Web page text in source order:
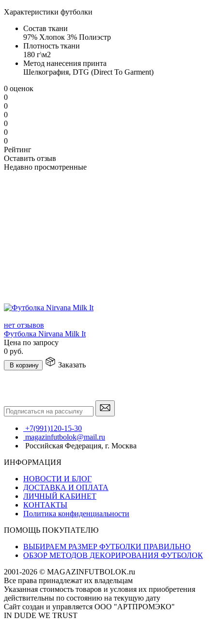
Характеристики футболки
Состав ткани
97% Хлопок 3% Полиэстр
Плотность ткани
180 г\м2
Метод нанесения принта
Шелкография, DTG (Direct To Garment)
0 оценок
0
0
0
0
0
0
Рейтинг
Оставить отзыв
Недавно просмотренные
нет отзывов
Футболка Nirvana Milk It
Цена по запросу
0 руб.
В корзину Заказать
+7(991)120-15-30
magazinfutbolok@mail.ru
Российская Федерация, г. Москва
ИНФОРМАЦИЯ
НОВОСТИ И БЛОГ
ДОСТАВКА И ОПЛАТА
ЛИЧНЫЙ КАБИНЕТ
КОНТАКТЫ
Политика конфиденциальности
ПОМОЩЬ ПОКУПАТЕЛЮ
ВЫБИРАЕМ РАЗМЕР ФУТБОЛКИ ПРАВИЛЬНО
ОБЗОР МЕТОДОВ ДЕКОРИРОВАНИЯ ФУТБОЛОК
2001-2026 © MAGAZINFUTBOLOK.ru
Все права принадлежат их владельцам
Указанная стоимость товаров и условия их приобретения
действительны по состоянию на текущую дату
Сайт создан и управляется ООО "АРТПРОМЭКО"
IN DUDE WE TRUST